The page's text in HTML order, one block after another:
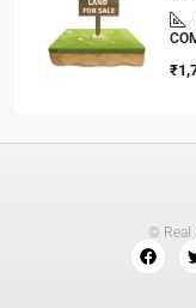
© Real